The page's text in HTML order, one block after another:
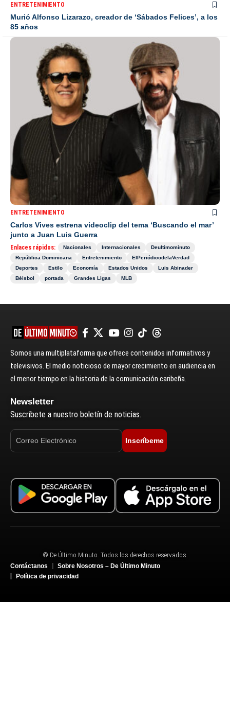
ENTRETENIMIENTO
Murió Alfonso Lizarazo, creador de ‘Sábados Felices’, a los
85 años
ENTRETENIMIENTO
Carlos Vives estrena videoclip del tema ‘Buscando el mar’
junto a Juan Luis Guerra
Enlaces rápidos: Nacionales Internacionales
Deultimominuto
República Dominicana
Entretenimiento
ElPeriódicodelaVerdad
Deportes
Estilo Economía Estados Unidos
Luis Abinader
Béisbol
portada Grandes Ligas MLB
Somos una multiplataforma que ofrece contenidos informativos y
televisivos. El medio noticioso de mayor crecimiento en audiencia en
el menor tiempo en la historia de la comunicación caribeña.
Newsletter
Suscríbete a nuestro boletín de noticias.
Inscríbeme
© De Último Minuto. Todos los derechos reservados.
Contáctanos
Sobre Nosotros – De Último Minuto
Política de privacidad